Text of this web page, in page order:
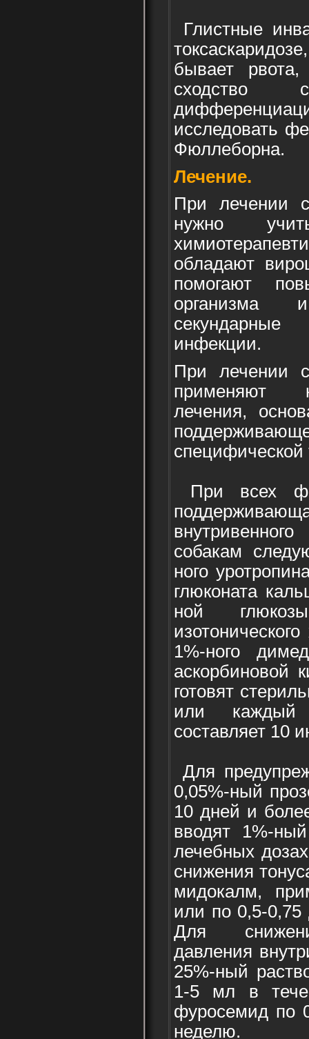
Глистные
бывает
исследовать
Фюллеборна.
Лечение.
При лечении
нужно
обладают
помогают
организма и
инфекции.
При лечении
применяют
лечения,
При всех
собакам
ного
глюконата
ной
1%-ного
аскорбиновой
готовят
или каждый
составляет 10
Для
0,05%-ный
10 дней и
вводят 1%-
лечебных
снижения
мидокалм,
или по 0,5-
Для
давления
25%-ный
1-5 мл в
фуросемид по
неделю.